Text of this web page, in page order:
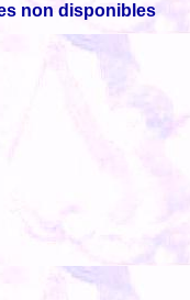
non disponibles